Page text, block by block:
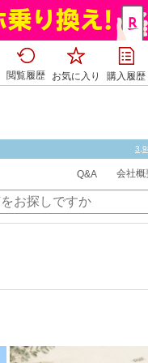
閲覧履歴 お気に入り 購入履歴